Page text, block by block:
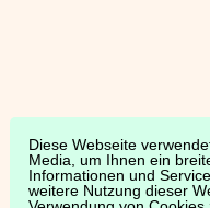
Diese Webseite
Media, um Ihnen ein
Informationen und
weitere Nutzung dieser